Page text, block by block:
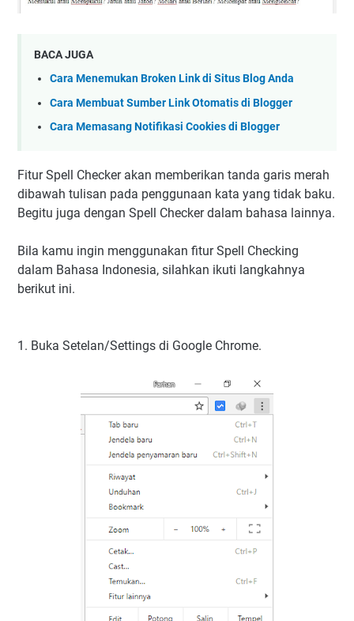
BACA JUGA
Cara Menemukan Broken Link di Situs Blog Anda
Cara Membuat Sumber Link Otomatis di Blogger
Cara Memasang Notifikasi Cookies di Blogger
Fitur Spell Checker akan memberikan tanda garis merah
dibawah tulisan pada penggunaan kata yang tidak baku.
Begitu juga dengan Spell Checker dalam bahasa lainnya.
Bila kamu ingin menggunakan fitur Spell Checking
dalam Bahasa Indonesia, silahkan ikuti langkahnya
berikut ini.
1. Buka Setelan/Settings di Google Chrome.